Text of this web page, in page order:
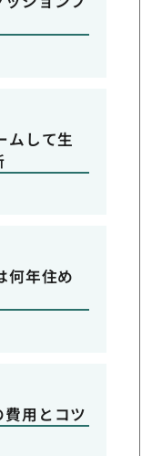
ムして生
何年住め
用とコツ